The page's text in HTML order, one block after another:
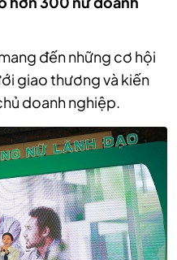
đến những cơ hội
giao thương và kiến
doanh nghiệp.